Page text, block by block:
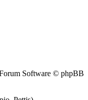
Software © phpBB